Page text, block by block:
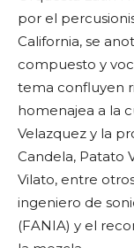
por el
California, se
compuesto y
tema confluyen
homenajea a la
Velazquez y la
Candela, Patato
Vilato, entre
ingeniero de
(FANIA) y el